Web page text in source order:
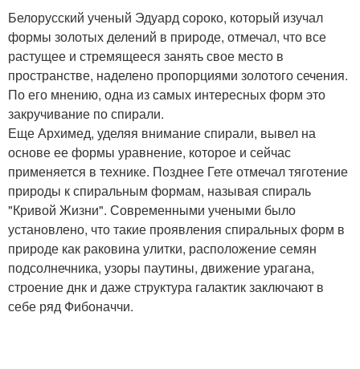
Белорусский ученый Эдуард сороко, который изучал
формы золотых делений в природе, отмечал, что все
растущее и стремящееся занять свое место в
пространстве, наделено пропорциями золотого сечения.
По его мнению, одна из самых интересных форм это
закручивание по спирали.
Еще Архимед, уделяя внимание спирали, вывел на
основе ее формы уравнение, которое и сейчас
применяется в технике. Позднее Гете отмечал тяготение
природы к спиральным формам, называя спираль
"Кривой Жизни". Современными учеными было
установлено, что такие проявления спиральных форм в
природе как раковина улитки, расположение семян
подсолнечника, узоры паутины, движение урагана,
строение днк и даже структура галактик заключают в
себе ряд Фибоначчи.